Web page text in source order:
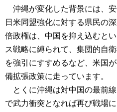
沖縄が変化した背景には、
日米同盟強化に対する県民の
倍政権は、中国を抑え込むと
ス戦略に縛られて、集団的自
を強引にすすめるなど、米国
備拡張政策に走っています。
とくに沖縄は対中国の最前
で武力衝突となれば再び戦場